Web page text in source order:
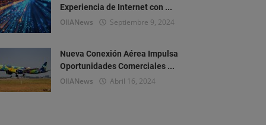
Experiencia de Internet con ...
OlIANews Septiembre 9, 2024
Nueva Conexión Aérea Impulsa
Oportunidades Comerciales ...
OlIANews Abril 16, 2024